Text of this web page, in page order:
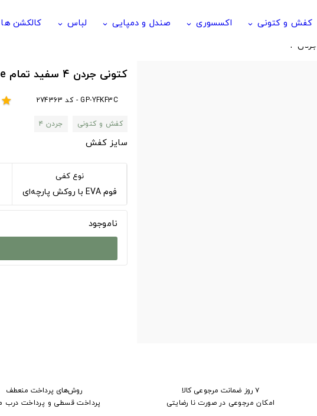
کفش و کتونی keyboard_arrow_down اکسسوری keyboard_arrow_down صندل و دمپایی keyboard_arrow_down لباس keyboard_arrow_down کالکشن ها
جردن ۴
کتونی جردن ۴ سفید تمام Jordan 4 white
GP-YFKF3C - کد 274363 star
کفش و کتونی
جردن ۴
سایز کفش
نوع کفی
فوم EVA با روکش پارچه‌ای
ناموجود
۷ روز ضمانت مرجوعی کالا
امکان مرجوعی در صورت نا رضایتی
روش‌های پرداخت منعطف
پرداخت قسطی و پرداخت درب